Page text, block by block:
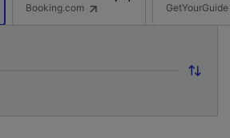
Booking.com GetYourGuide